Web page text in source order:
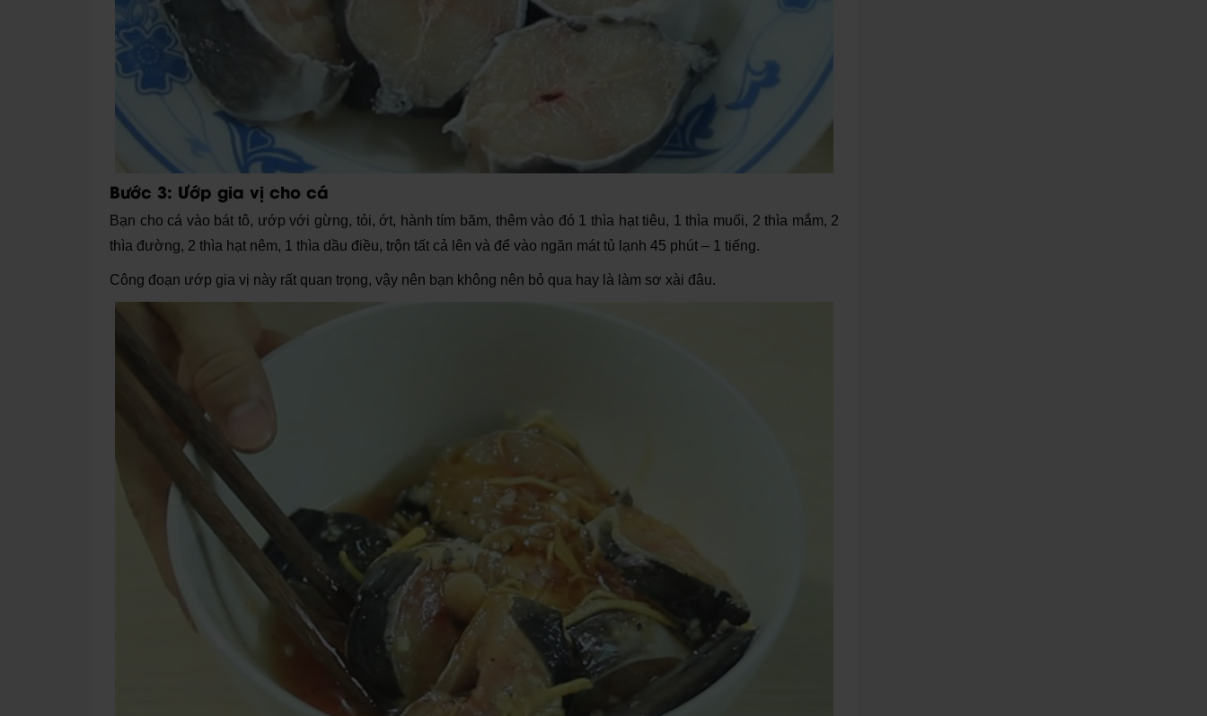
Bước 3: Ướp gia vị cho cá
Bạn cho cá vào bát tô, ướp với gừng, tỏi, ớt, hành tím băm, thêm vào đó 1 thìa hạt tiêu, 1 thìa muối, 2 thìa mắm, 2
thìa đường, 2 thìa hạt nêm, 1 thìa dầu điều, trộn tất cả lên và để vào ngăn mát tủ lạnh 45 phút – 1 tiếng.
Công đoạn ướp gia vị này rất quan trọng, vậy nên bạn không nên bỏ qua hay là làm sơ xài đâu.